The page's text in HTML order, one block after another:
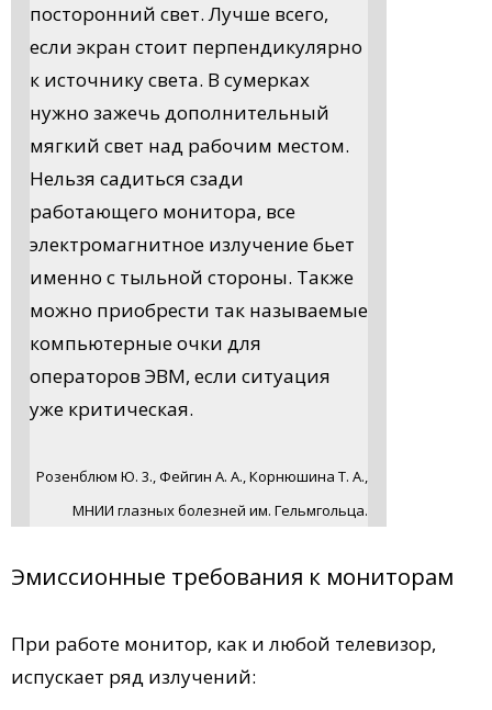
посторонний свет. Лучше всего,
если экран стоит перпендикулярно
к источнику света. В сумерках
нужно зажечь дополнительный
мягкий свет над рабочим местом.
Нельзя садиться сзади
работающего монитора, все
электромагнитное излучение бьет
именно с тыльной стороны. Также
можно приобрести так называемые
компьютерные очки для
операторов ЭВМ, если ситуация
уже критическая.
Розенблюм Ю. 3., Фейгин А. А., Корнюшина Т. А.,
МНИИ глазных болезней им. Гельмгольца.
Эмиссионные требования к мониторам
При работе монитор, как и любой телевизор,
испускает ряд излучений: